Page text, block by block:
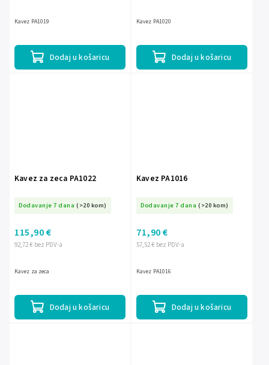
Dodaj u košaricu
Kavez PA1019
Dodaj u košaricu
Kavez PA1020
Kavez za zeca PA1022
Dodavanje 7 dana (>20 kom)
92,72 € bez PDV-a
115,90 €
Dodaj u košaricu
Kavez za zeca
Kavez PA1016
Dodavanje 7 dana (>20 kom)
57,52 € bez PDV-a
71,90 €
Dodaj u košaricu
Kavez PA1016